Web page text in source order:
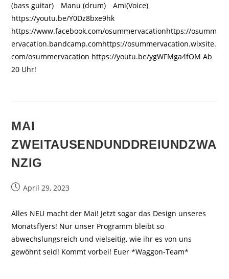
(bass guitar) Manu (drum) Ami(Voice)
https://youtu.be/Y0Dz8bxe9hk
https://www.facebook.com/osummervacationhttps://osumm
ervacation.bandcamp.comhttps://osummervacation.wixsite.
com/osummervacation https://youtu.be/ygWFMga4fOM Ab
20 Uhr!
MAI
ZWEITAUSENDUNDDREIUNDZWA
NZIG
BeitragApril 29, 2023
Alles NEU macht der Mai! Jetzt sogar das Design unseres
Monatsflyers! Nur unser Programm bleibt so
abwechslungsreich und vielseitig, wie ihr es von uns
gewöhnt seid! Kommt vorbei! Euer *Waggon-Team*